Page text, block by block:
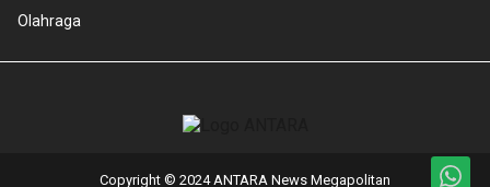
Olahraga
Copyright © 2024 ANTARA News Megapolitan